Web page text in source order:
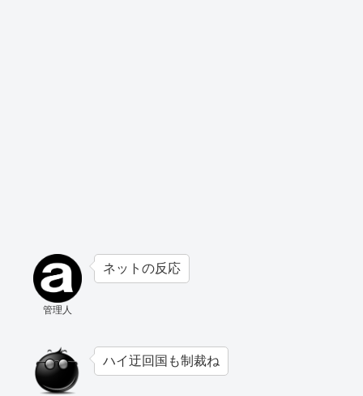
管理人
ネットの反応
ハイ迂回国も制裁ね